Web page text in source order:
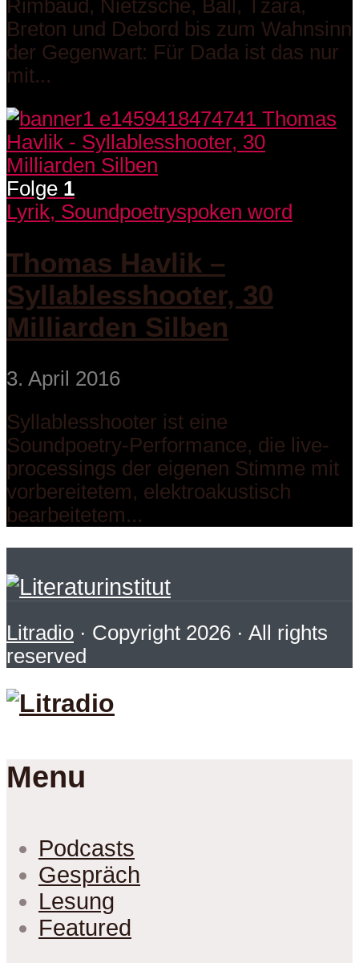
Rimbaud, Nietzsche, Ball, Tzara,
Breton und Debord bis zum Wahnsinn
der Gegenwart: Für Dada ist das nur
mit...
Folge 1
Lyrik, Soundpoetryspoken word
Thomas Havlik –
Syllablesshooter, 30
Milliarden Silben
3. April 2016
Syllablesshooter ist eine
Soundpoetry-Performance, die live-
processings der eigenen Stimme mit
vorbereitetem, elektroakustisch
bearbeitetem...
Litradio · Copyright 2026 · All rights
reserved
Menu
Podcasts
Gespräch
Lesung
Featured